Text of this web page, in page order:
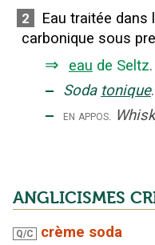
2
Eau traitée dans
carbonique sous
⇒ eau de Seltz.
‒ Soda tonique.
‒ en appos.
ANGLICISMES
Q/C
crème soda